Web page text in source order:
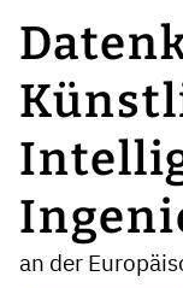
an der